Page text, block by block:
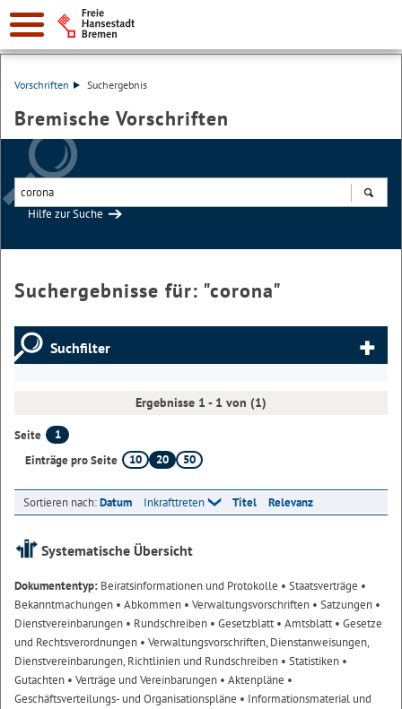
Vorschriften Suchergebnis
Bremische Vorschriften
Hilfe zur Suche
Suchergebnisse für: "corona"
Suchfilter
Ergebnisse 1 - 1 von (1)
Seite
1
Einträge pro Seite
10 20 50
Sortieren nach:Datum Inkrafttreten Titel Relevanz
Systematische Übersicht
Dokumententyp: Beiratsinformationen und Protokolle • Staatsverträge •
Bekanntmachungen • Abkommen • Verwaltungsvorschriften • Satzungen •
Dienstvereinbarungen • Rundschreiben • Gesetzblatt• Amtsblatt• Gesetze
und Rechtsverordnungen • Verwaltungsvorschriften, Dienstanweisungen,
Dienstvereinbarungen, Richtlinien und Rundschreiben • Statistiken •
Gutachten • Verträge und Vereinbarungen • Aktenpläne •
Geschäftsverteilungs- und Organisationspläne • Informationsmaterial und